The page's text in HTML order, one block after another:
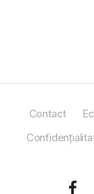
Contact